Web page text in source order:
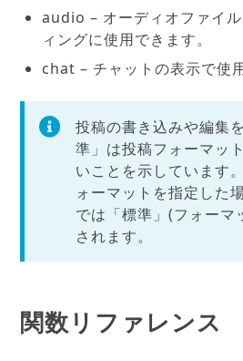
audio – オーディオファイ
ィングに使用できます。
chat – チャットの表示で使
投稿の書き込みや編集
準」は投稿フォーマッ
いことを示しています
ォーマットを指定した
では「標準」(フォーマ
されます。
関数リファレンス